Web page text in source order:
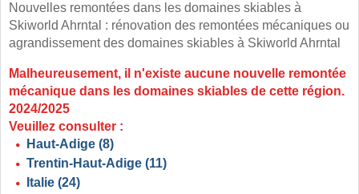
Nouvelles remontées dans les domaines skiables à
Skiworld Ahrntal : rénovation des remontées mécaniques ou
agrandissement des domaines skiables à Skiworld Ahrntal
Malheureusement, il n'existe aucune nouvelle remontée
mécanique dans les domaines skiables de cette région.
2024/2025
Veuillez consulter :
Haut-Adige (8)
Trentin-Haut-Adige (11)
Italie (24)